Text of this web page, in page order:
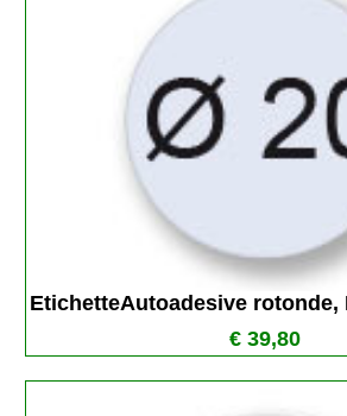
EtichetteAutoadesive rotonde,
€ 39,80